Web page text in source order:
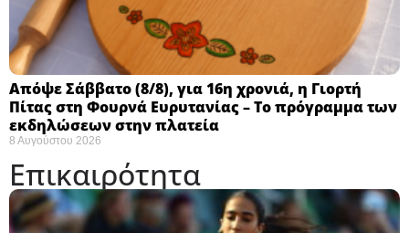
Απόψε Σάββατο (8/8), για 16η χρονιά, η Γιορτή
Πίτας στη Φουρνά Ευρυτανίας – Το πρόγραμμα των
εκδηλώσεων στην πλατεία
8 Αυγούστου 2026
Επικαιρότητα